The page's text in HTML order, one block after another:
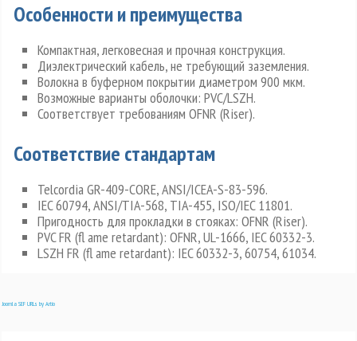
Особенности и преимущества
Компактная, легковесная и прочная конструкция.
Диэлектрический кабель, не требующий заземления.
Волокна в буферном покрытии диаметром 900 мкм.
Возможные варианты оболочки: PVC/LSZH.
Соответствует требованиям OFNR (Riser).
Соответствие стандартам
Telcordia GR-409-CORE, ANSI/ICEA-S-83-596.
IEC 60794, ANSI/TIA-568, TIA-455, ISO/IEC 11801.
Пригодность для прокладки в стояках: OFNR (Riser).
PVC FR (fl ame retardant): OFNR, UL-1666, IEC 60332-3.
LSZH FR (fl ame retardant): IEC 60332-3, 60754, 61034.
Joomla SEF URLs by Artio